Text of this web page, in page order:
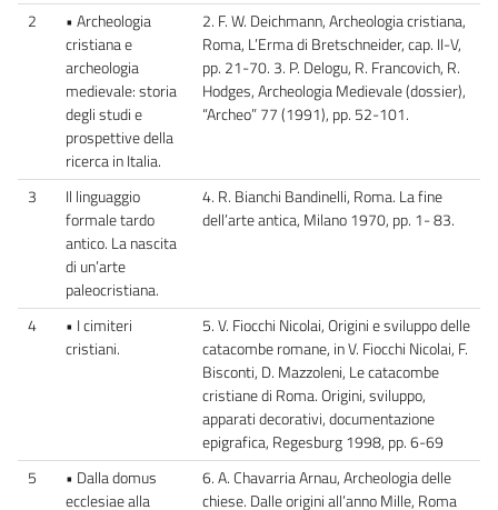
2
• Archeologia
cristiana e
archeologia
medievale: storia
degli studi e
prospettive della
ricerca in Italia.
2. F. W. Deichmann, Archeologia cristiana,
Roma, L’Erma di Bretschneider, cap. II-V,
pp. 21-70. 3. P. Delogu, R. Francovich, R.
Hodges, Archeologia Medievale (dossier),
“Archeo” 77 (1991), pp. 52-101.
3
Il linguaggio
formale tardo
antico. La nascita
di un’arte
paleocristiana.
4. R. Bianchi Bandinelli, Roma. La fine
dell’arte antica, Milano 1970, pp. 1- 83.
4
• I cimiteri
cristiani.
5. V. Fiocchi Nicolai, Origini e sviluppo delle
catacombe romane, in V. Fiocchi Nicolai, F.
Bisconti, D. Mazzoleni, Le catacombe
cristiane di Roma. Origini, sviluppo,
apparati decorativi, documentazione
epigrafica, Regesburg 1998, pp. 6-69
5
• Dalla domus
ecclesiae alla
6. A. Chavarria Arnau, Archeologia delle
chiese. Dalle origini all’anno Mille, Roma